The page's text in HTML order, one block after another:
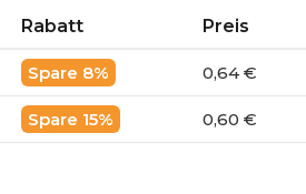
Rabatt Preis
8% 0,64 €
15% 0,60 €